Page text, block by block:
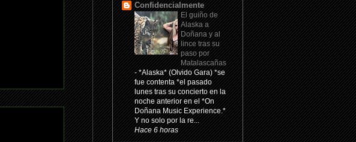
Confidencialmente
El guiño de
Alaska a
Doñana y al
lince tras su
paso por
Matalascañas
-*Alaska* (Olvido Gara) *se
fue contenta *el pasado
lunes tras su concierto en la
noche anterior en el *On
Doñana Music Experience.*
Y no solo por la re...
Hace 6 horas